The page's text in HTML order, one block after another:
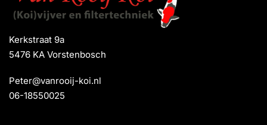
Kerkstraat 9a
5476 KA Vorstenbosch
Peter@vanrooij-koi.nl
06-18550025